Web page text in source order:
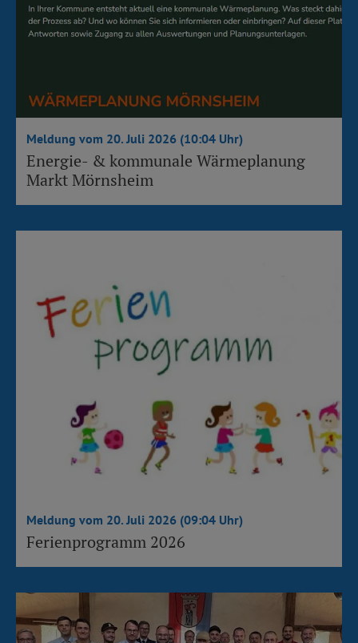
Meldung vom 20. Juli 2026 (10:04 Uhr)
Energie- & kommunale Wärmeplanung
Markt Mörnsheim
Meldung vom 20. Juli 2026 (09:04 Uhr)
Ferienprogramm 2026